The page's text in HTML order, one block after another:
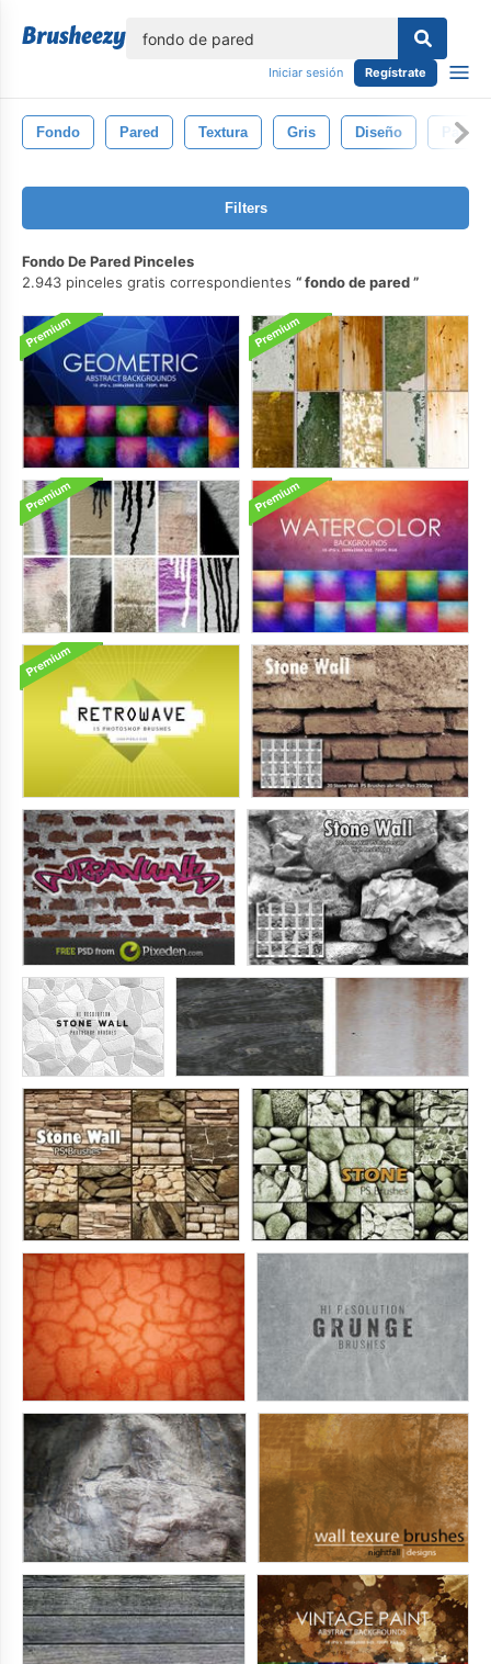
Iniciar sesión Regístrate
Fondo Pared Textura Gris Diseño Patrón
Filters
Fondo De Pared Pinceles
2.943 pinceles gratis correspondientes
fondo de pared